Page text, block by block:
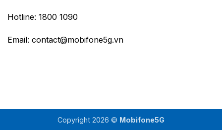
Hotline: 1800 1090
Email: contact@mobifone5g.vn
Copyright 2026 © Mobifone5G